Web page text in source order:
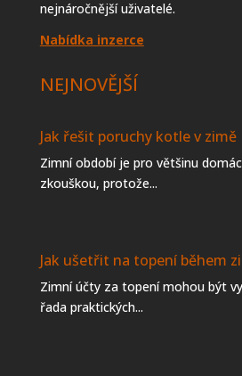
nejnáročnější uživatelé.
Nabídka inzerce
NEJNOVĚJŠÍ
Jak řešit poruchy kotle v zimě
Zimní období je pro většinu
zkouškou, protože...
Jak ušetřit na topení během
Zimní účty za topení mohou být
řada praktických...